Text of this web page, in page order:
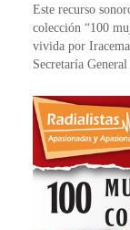
Este recurso
colección “100
vivida por
Secretaría